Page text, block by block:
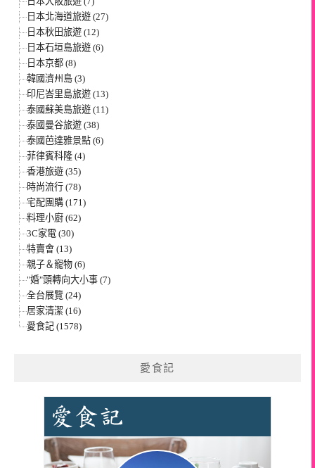
日本北海道旅遊 (27)
日本秋田旅遊 (12)
日本石垣島旅遊 (6)
日本京都 (8)
韓國濟州島 (3)
印尼峇里島旅遊 (13)
泰國蘇美島旅遊 (11)
泰國曼谷旅遊 (38)
泰國芭達雅景點 (6)
菲律賓科隆 (4)
香港旅遊 (35)
時尚流行 (78)
宅配團購 (171)
料理小廚 (62)
3C家電 (30)
特賣會 (13)
親子＆寵物 (6)
"婚"頭轉向大小事 (7)
全台展覽 (24)
居家清潔 (16)
愛食記 (1578)
愛食記